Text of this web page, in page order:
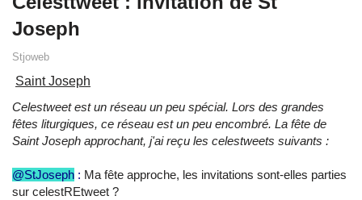
Joseph
Stjoweb
Saint Joseph
Celestweet est un réseau un peu spécial. Lors des grandes
fêtes liturgiques, ce réseau est un peu encombré. La fête de
Saint Joseph approchant, j'ai reçu les celestweets suivants :
@StJoseph : Ma fête approche, les invitations sont-elles parties
sur celestREtweet ?